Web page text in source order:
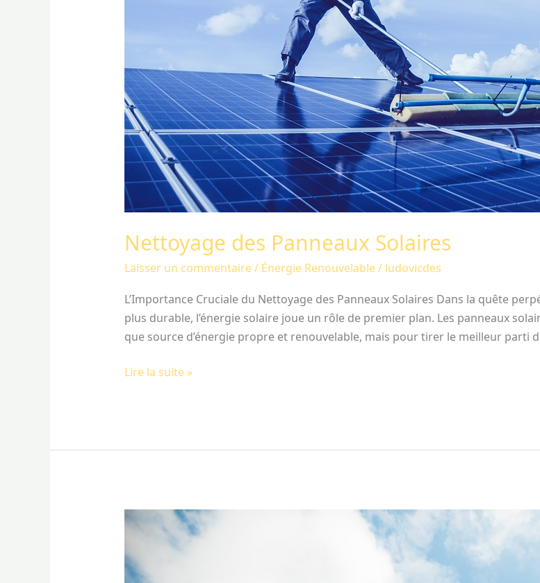
Nettoyage des Panneaux Solaires
Laisser un commentaire/ Énergie Renouvelable/ ludovicdes
L’Importance Cruciale du Nettoyage des Panneaux Solaires Dans la quête
plus durable, l’énergie solaire joue un rôle de premier plan. Les panneaux
que source d’énergie propre et renouvelable, mais pour tirer le meilleur parti
Lire la suite »
c’est
l’Autoconsommation
solaire